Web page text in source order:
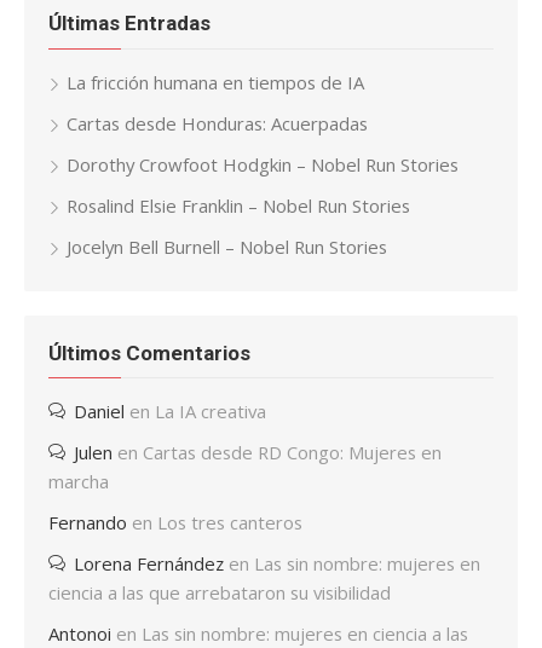
Últimas Entradas
La fricción humana en tiempos de IA
Cartas desde Honduras: Acuerpadas
Dorothy Crowfoot Hodgkin – Nobel Run Stories
Rosalind Elsie Franklin – Nobel Run Stories
Jocelyn Bell Burnell – Nobel Run Stories
Últimos Comentarios
Daniel en La IA creativa
Julen en Cartas desde RD Congo: Mujeres en
marcha
Fernando en Los tres canteros
Lorena Fernández en Las sin nombre: mujeres en
ciencia a las que arrebataron su visibilidad
Antonoi en Las sin nombre: mujeres en ciencia a las